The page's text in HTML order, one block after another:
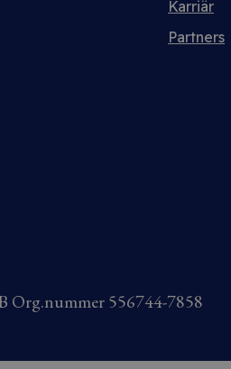
Karriär
Partners
Org.nummer 556744-7858